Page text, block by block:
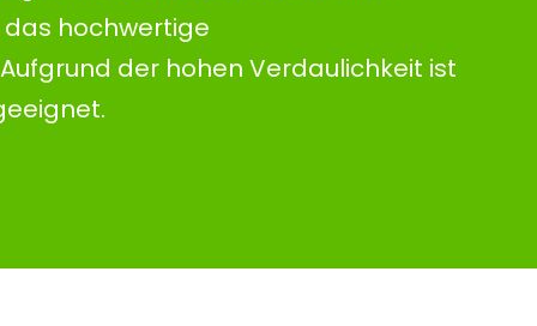
hochwertige
der hohen Verdaulichkeit ist